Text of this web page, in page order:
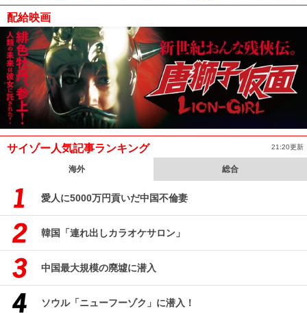
配給映画
サイゾー人気記事ランキング 21:20更新
海外 総合
愛人に5000万円貢いだ中国不倫妻
韓国「連れ出しカラオケサロン」
中国最大規模の廃墟に潜入
ソウル「ニューフーゾク」に潜入！